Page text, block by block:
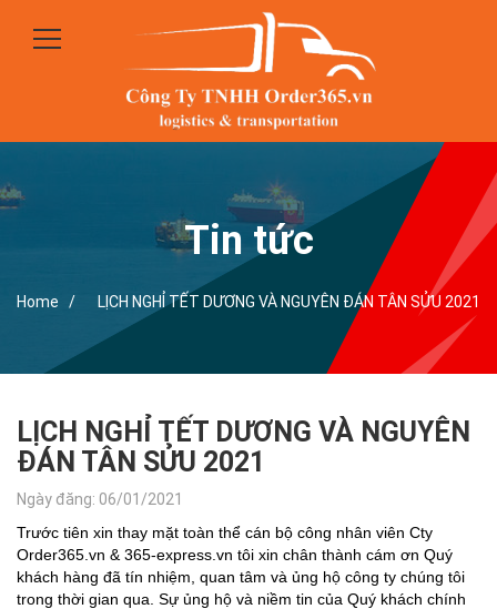
Tin tức
Home / LỊCH NGHỈ TẾT DƯƠNG VÀ NGUYÊN ĐÁN TÂN SỬU 2021
LỊCH NGHỈ TẾT DƯƠNG VÀ NGUYÊN
ĐÁN TÂN SỬU 2021
Ngày đăng: 06/01/2021
Trước tiên xin thay mặt toàn thể cán bộ công nhân viên Cty
Order365.vn & 365-express.vn tôi xin chân thành cám ơn Quý
khách hàng đã tín nhiệm, quan tâm và ủng hộ công ty chúng tôi
trong thời gian qua. Sự ủng hộ và niềm tin của Quý khách chính